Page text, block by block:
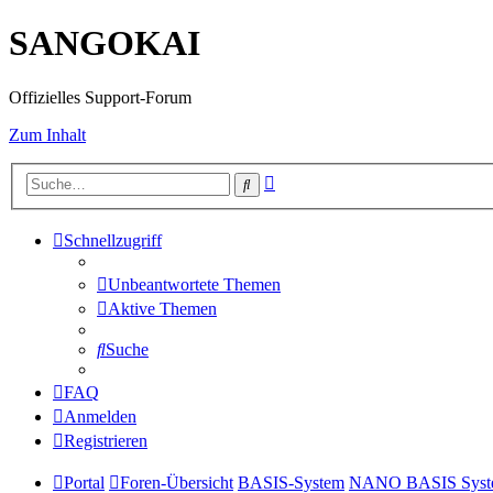
SANGOKAI
Offizielles Support-Forum
Zum Inhalt
Suche
Schnellzugriff
Unbeantwortete Themen
Aktive Themen
Suche
FAQ
Anmelden
Registrieren
Portal Foren-Übersicht BASIS-System NANO BASIS